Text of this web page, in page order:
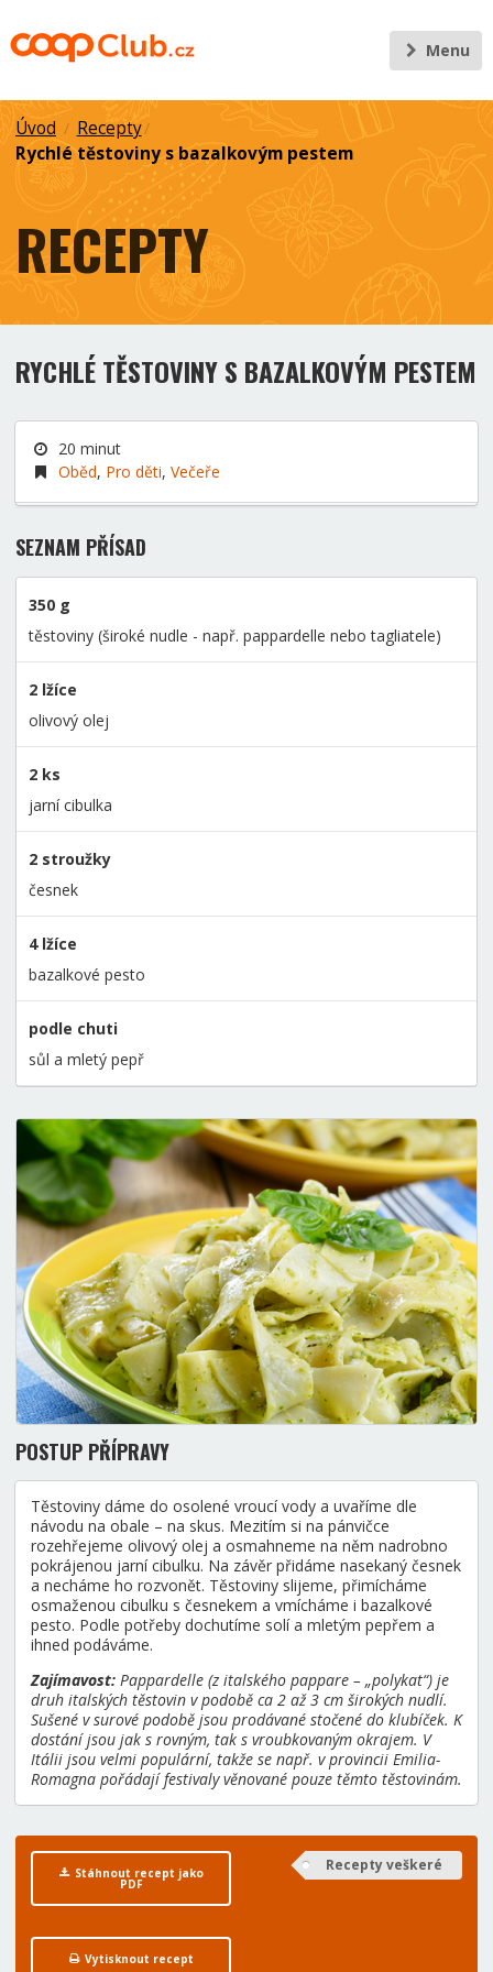
Menu
Úvod / Recepty/
Rychlé těstoviny s bazalkovým pestem
RECEPTY
RYCHLÉ TĚSTOVINY S BAZALKOVÝM PESTEM
20 minut
Oběd, Pro děti, Večeře
SEZNAM PŘÍSAD
350 g
těstoviny (široké nudle - např. pappardelle nebo tagliatele)
2 lžíce
olivový olej
2 ks
jarní cibulka
2 stroužky
česnek
4 lžíce
bazalkové pesto
podle chuti
sůl a mletý pepř
POSTUP PŘÍPRAVY
Těstoviny dáme do osolené vroucí vody a uvaříme dle
návodu na obale – na skus. Mezitím si na pánvičce
rozehřejeme olivový olej a osmahneme na něm nadrobno
pokrájenou jarní cibulku. Na závěr přidáme nasekaný česnek
a necháme ho rozvonět. Těstoviny slijeme, přimícháme
osmaženou cibulku s česnekem a vmícháme i bazalkové
pesto. Podle potřeby dochutíme solí a mletým pepřem a
ihned podáváme.
Zajímavost: Pappardelle (z italského pappare – „polykat“) je
druh italských těstovin v podobě ca 2 až 3 cm širokých nudlí.
Sušené v surové podobě jsou prodávané stočené do klubíček. K
dostání jsou jak s rovným, tak s vroubkovaným okrajem. V
Itálii jsou velmi populární, takže se např. v provincii Emilia-
Romagna pořádají festivaly věnované pouze těmto těstovinám.
Stáhnout recept jako
PDF
Vytisknout recept
Recepty veškeré